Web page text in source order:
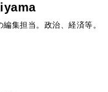
編集担当。政治、経済等。